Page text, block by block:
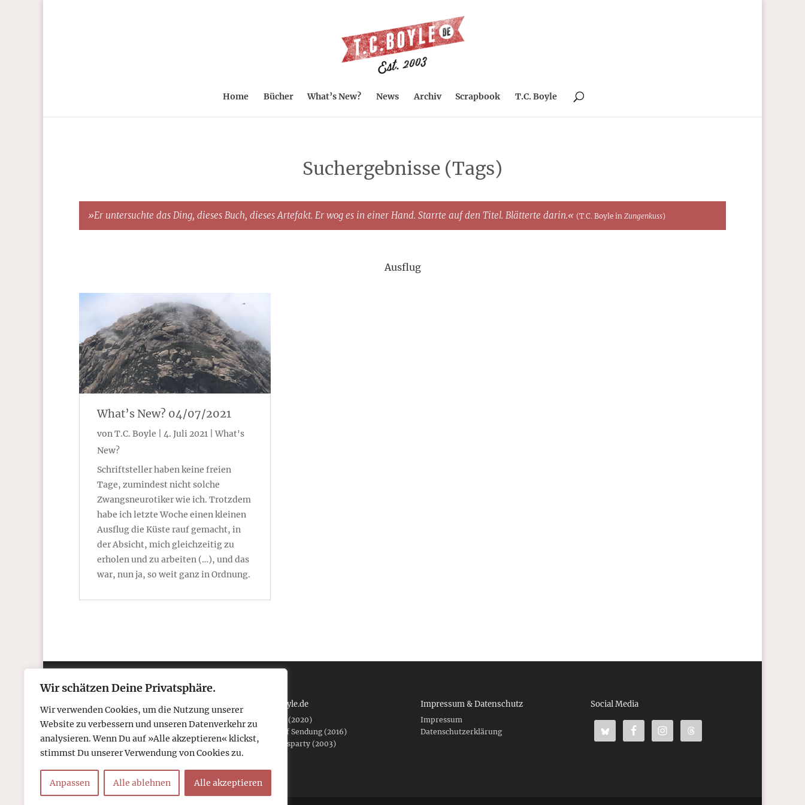
Wir schätzen Deine Privatsphäre.
Wir verwenden Cookies, um die Nutzung unserer
Website zu verbessern und unseren Datenverkehr zu
analysieren. Wenn Du auf »Alle akzeptieren« klickst,
stimmst Du unserer Verwendung von Cookies zu.
Anpassen Alle ablehnen Alle akzeptieren
Home Bücher What’s New? News Archiv Scrapbook T.C. Boyle
Suchergebnisse (Tags)
»Er untersuchte das Ding, dieses Buch, dieses Artefakt. Er wog es in einer Hand. Starrte auf den Titel. Blätterte darin.« (T.C. Boyle in Zungenkuss)
Ausflug
What’s New? 04/07/2021
vonT.C. Boyle 4. Juli 2021 |What's
New?
Schriftsteller haben keine freien
Tage, zumindest nicht solche
Zwangsneurotiker wie ich. Trotzdem
habe ich letzte Woche einen kleinen
Ausflug die Küste rauf gemacht, in
der Absicht, mich gleichzeitig zu
erholen und zu arbeiten (…), und das
war, nun ja, so weit ganz in Ordnung.
Kontakt
Telefon: 05306 912 418
Über tcboyle.de
Refreshed (2020)
Wieder auf Sendung (2016)
Eröffnungsparty (2003)
Impressum & Datenschutz
Impressum
Datenschutzerklärung
Social Media